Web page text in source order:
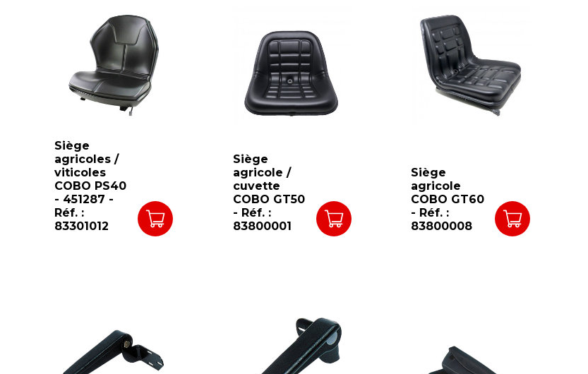
Siège
agricoles /
viticoles
COBO PS40
- 451287 -
Réf. :
83301012
Siège
agricole /
cuvette
COBO GT50
- Réf. :
83800001
Siège
agricole
COBO GT60
- Réf. :
83800008